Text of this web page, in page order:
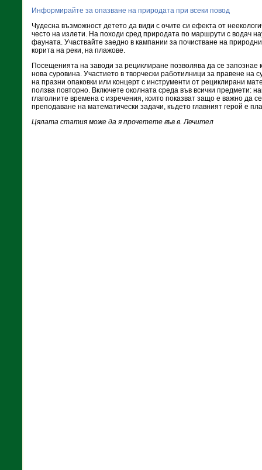
Информирайте за опазване на природата при всеки повод
Чудесна възможност детето да види с очите си ефекта от
често на излети. На походи сред природата по маршрути с водач
фауната. Участвайте заедно в кампании за почистване на
корита на реки, на плажове.
Посещенията на заводи за рециклиране позволява да се запознае
нова суровина. Участието в творчески работилници за правене на
на празни опаковки или концерт с инструменти от рециклирани
ползва повторно. Включете околната среда във всички предмети:
глаголните времена с изречения, които показват защо е важно да
преподаване на математически задачи, където главният герой е
Цялата статия може да я прочетете във в. Лечител